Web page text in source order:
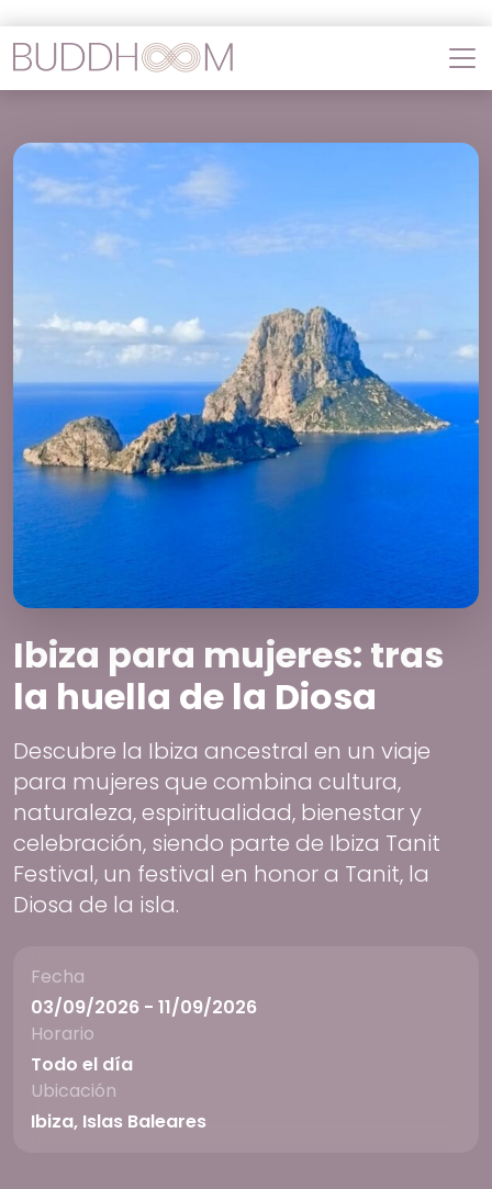
Ibiza para mujeres: tras
la huella de la Diosa
Descubre la Ibiza ancestral en un viaje
para mujeres que combina cultura,
naturaleza, espiritualidad, bienestar y
celebración, siendo parte de Ibiza Tanit
Festival, un festival en honor a Tanit, la
Diosa de la isla.
Fecha
03/09/2026 - 11/09/2026
Horario
Todo el día
Ubicación
Ibiza, Islas Baleares